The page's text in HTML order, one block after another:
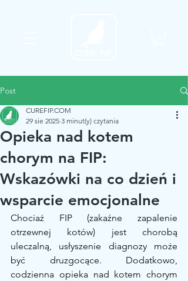
Post
Opieka nad kotem
chorym na FIP:
Wskazówki na co dzień i
wsparcie emocjonalne
CUREFIP.COM
29 sie 2025 3 minut(y) czytania
Chociaż FIP (zakaźne zapalenie
otrzewnej kotów) jest chorobą
uleczalną, usłyszenie diagnozy może
być druzgocące. Dodatkowo,
codzienna opieka nad kotem chorym